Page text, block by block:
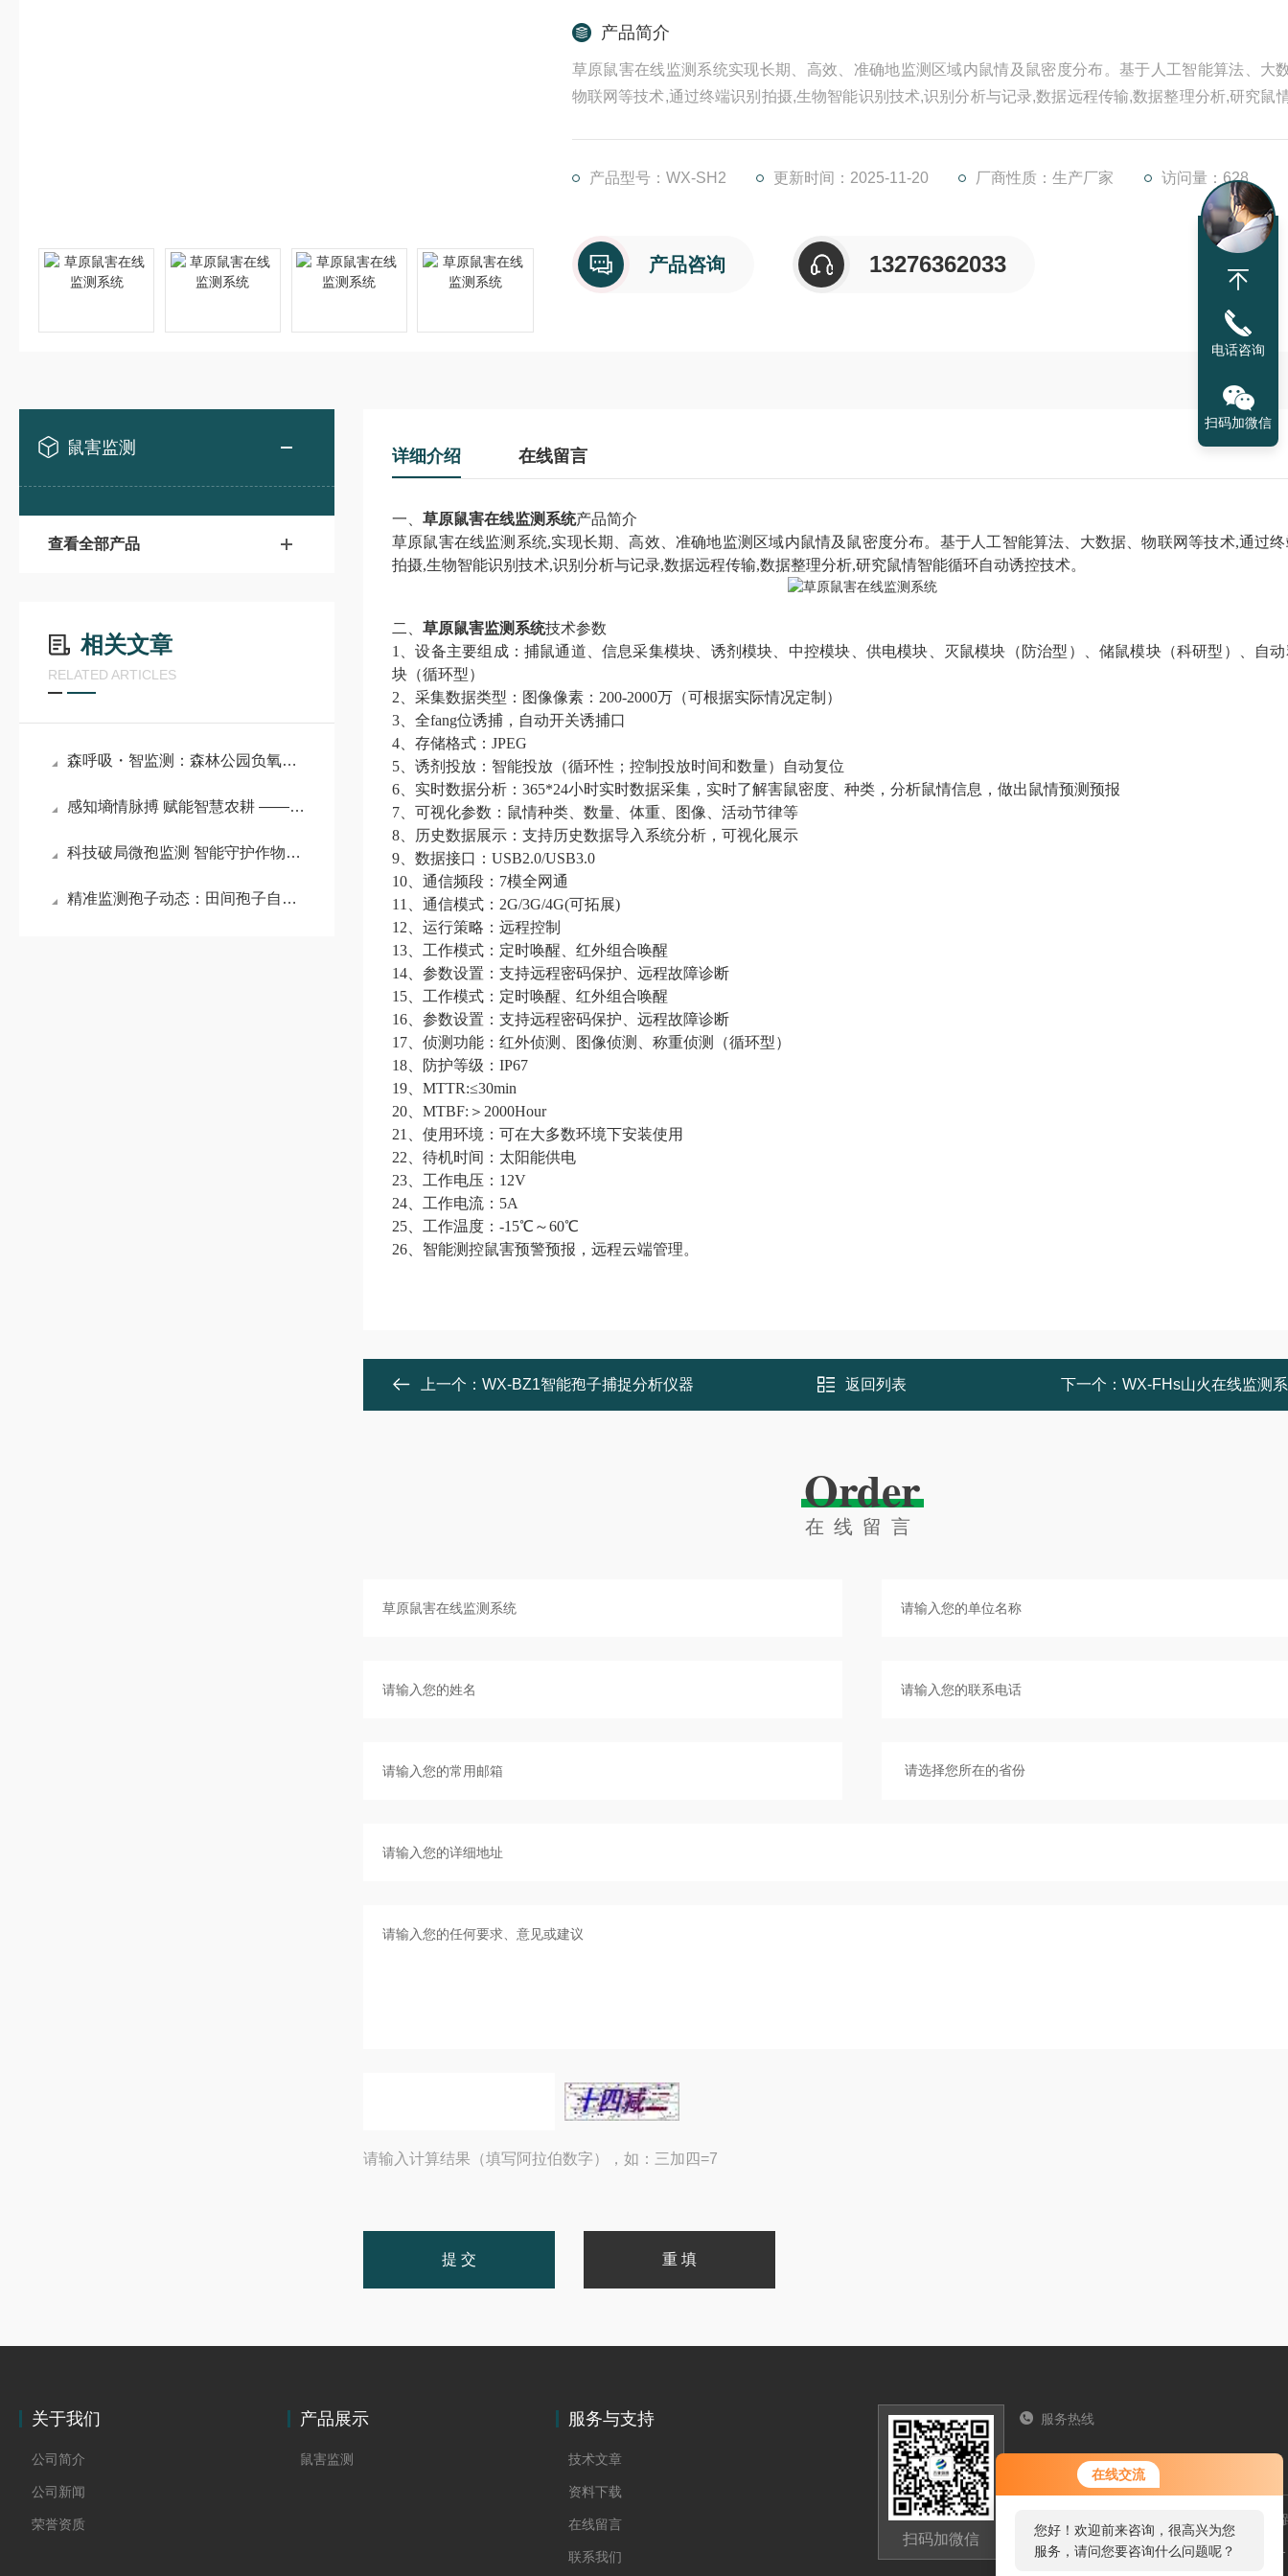
在线交流
您好！欢迎前来咨询，很高兴为您
服务，请问您要咨询什么问题呢？
您好，看您停留很久了，是否找到
了需求产品，您可以直接在线与我
产品简介
草原鼠害在线监测系统实现长期、高效、准确地监测区域内鼠情及鼠密度分布。基于人工智能算法、大
物联网等技术,通过终端识别拍摄,生物智能识别技术,识别分析与记录,数据远程传输,数据整理分析,研究鼠
产品型号：WX-SH2 更新时间：2025-11-20 厂商性质：生产厂家 访问量：628
产品咨询 13276362033
鼠害监测
查看全部产品
相关文章
RELATED ARTICLES
森呼吸・智监测：森林公园负氧离子监测系统守护生态净土
感知墒情脉搏 赋能智慧农耕 —— 土壤墒情监测站系统的创新实践
科技破局微孢监测 智能守护作物安康——孢子自动捕捉分析系统的创新应用
精准监测孢子动态：田间孢子自动捕捉分析仪助力智慧农业提质增效
详细介绍 在线留言
一、 草原鼠害在线监测系统产品简介
草原鼠害在线监测系统,实现长期、高效、准确地监测区域内鼠情及鼠密度分布。基于人工智能算法、大数据、物联网等技术,通过
拍摄,生物智能识别技术,识别分析与记录,数据远程传输,数据整理分析,研究鼠情智能循环自动诱控技术。
二、 草原鼠害监测系统技术参数
1、设备主要组成：捕鼠通道、信息采集模块、诱剂模块、中控模块、供电模块、灭鼠模块（防治型）、储鼠模块（科研型）、自
块（循环型）
2、采集数据类型：图像像素：200-2000万（可根据实际情况定制）
3、全fang位诱捕，自动开关诱捕口
4、存储格式：JPEG
5、诱剂投放：智能投放（循环性；控制投放时间和数量）自动复位
6、实时数据分析：365*24小时实时数据采集，实时了解害鼠密度、种类，分析鼠情信息，做出鼠情预测预报
7、可视化参数：鼠情种类、数量、体重、图像、活动节律等
8、历史数据展示：支持历史数据导入系统分析，可视化展示
9、数据接口：USB2.0/USB3.0
10、通信频段：7模全网通
11、通信模式：2G/3G/4G(可拓展)
12、运行策略：远程控制
13、工作模式：定时唤醒、红外组合唤醒
14、参数设置：支持远程密码保护、远程故障诊断
15、工作模式：定时唤醒、红外组合唤醒
16、参数设置：支持远程密码保护、远程故障诊断
17、侦测功能：红外侦测、图像侦测、称重侦测（循环型）
18、防护等级：IP67
19、MTTR:≤30min
20、MTBF:＞2000Hour
21、使用环境：可在大多数环境下安装使用
22、待机时间：太阳能供电
23、工作电压：12V
24、工作电流：5A
25、工作温度：-15℃～60℃
26、智能测控鼠害预警预报，远程云端管理。
上一个： WX-BZ1智能孢子捕捉分析仪器 返回列表 下一个： WX-FHs山火在线监测
Order
在线留言
请输入计算结果（填写阿拉伯数字），如：三加四=7
关于我们
公司简介
公司新闻
荣誉资质
产品展示
鼠害监测
服务与支持
技术文章
资料下载
在线留言
联系我们
扫码加微信
服务热线
13276362033
山东省潍坊高新区新城街道玉清社区光
高新区光电产业加速器（一期）1号楼301
电话咨询
扫码加微信